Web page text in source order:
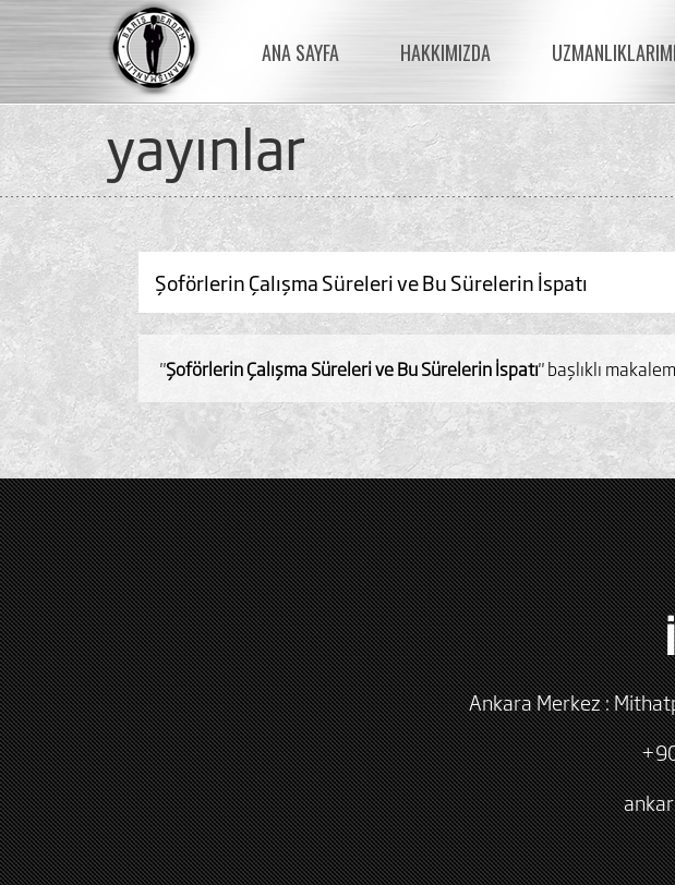
ANA SAYFA HAKKIMIZDA
yayinlar
Şoförlerin Çalışma Süreleri ve Bu Sürelerin İspatı
"Şoförlerin Çalışma Süreleri ve Bu Sürelerin İspatı" başlıklı
Ankara Merkez :